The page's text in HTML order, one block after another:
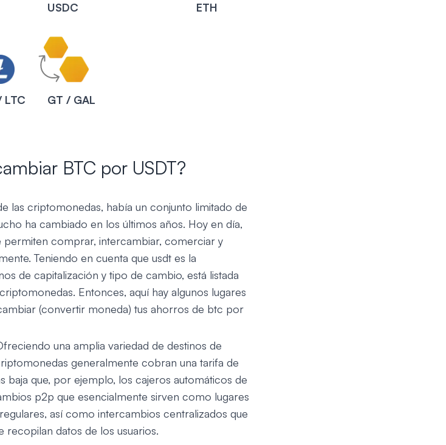
USDC
ETH
LTC GT / GAL
BTC por USDT?
las criptomonedas, había un conjunto limitado de
ha cambiado en los últimos años. Hoy en día,
permiten comprar, intercambiar, comerciar y
Teniendo en cuenta que usdt es la
de capitalización y tipo de cambio, está listada
Entonces, aquí hay algunos lugares
(convertir moneda) tus ahorros de btc por
una amplia variedad de destinos de
generalmente cobran una tarifa de
baja que, por ejemplo, los cajeros automáticos de
p2p que esencialmente sirven como lugares
así como intercambios centralizados que
recopilan datos de los usuarios.